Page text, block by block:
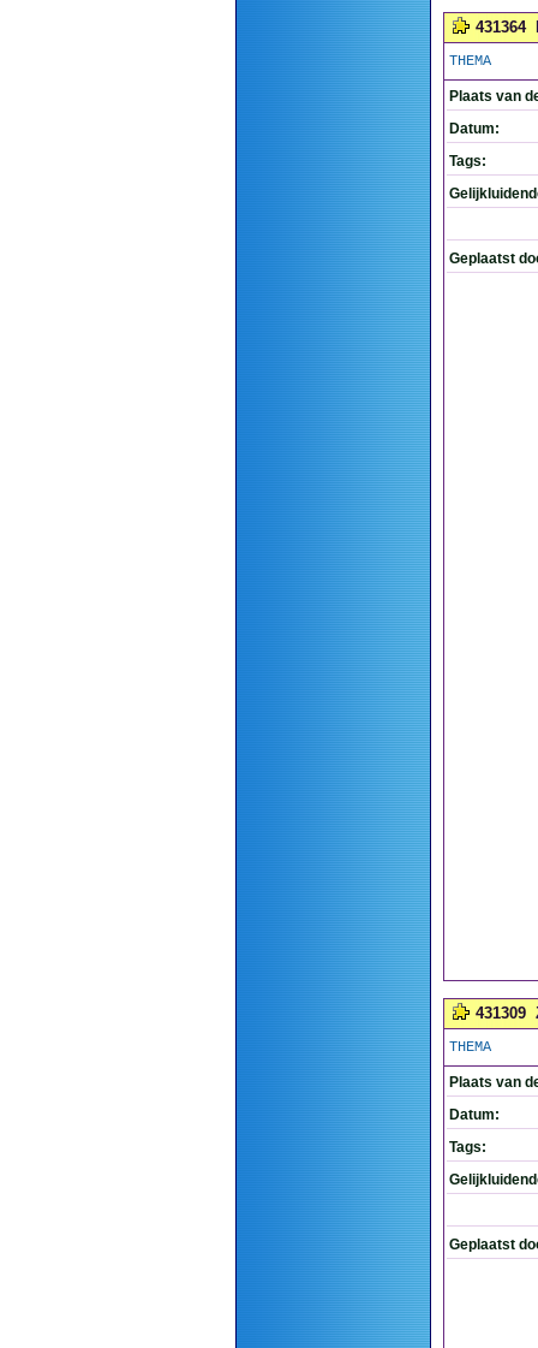
431364
THEMA
Plaats van
Datum:
Tags:
Geplaatst
431309
THEMA
Plaats van
Datum:
Tags:
Geplaatst